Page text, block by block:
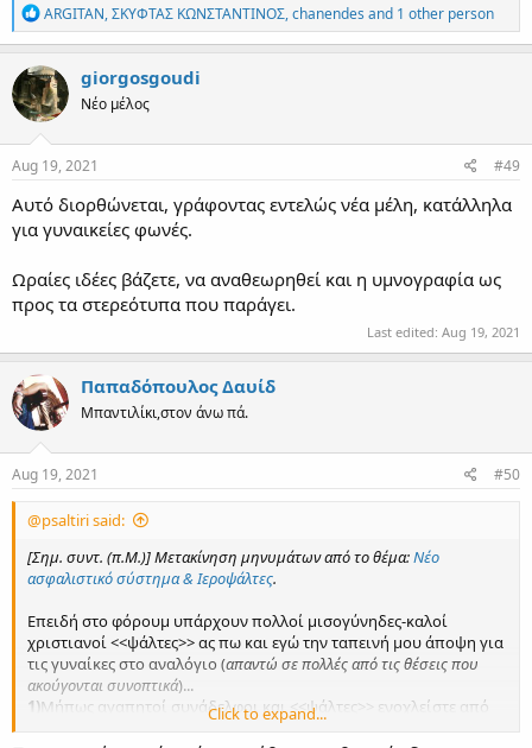
R
e
a
c
t
i
o
n
s
ARGITAN,ΣΚΥΦΤΑΣ ΚΩΝΣΤΑΝΤΙΝΟΣ,chanendes and 1 other person
giorgosgoudi
Νέο μέλος
Aug 19, 2021 #49
Αυτό διορθώνεται, γράφοντας εντελώς νέα μέλη, κατάλληλα
για γυναικείες φωνές.
Ωραίες ιδέες βάζετε, να αναθεωρηθεί και η υμνογραφία ως
προς τα στερεότυπα που παράγει.
Last edited: Aug 19, 2021
Παπαδόπουλος Δαυίδ
Μπαντιλίκι,στον άνω πά.
Aug 19, 2021 #50
@psaltiri said:
[Σημ. συντ. (π.Μ.)] Μετακίνηση μηνυμάτων από το θέμα:Νέο
ασφαλιστικό σύστημα & Ιεροψάλτες.
Επειδή στο φόρουμ υπάρχουν πολλοί μισογύνηδες-καλοί
χριστιανοί <<ψάλτες>> ας πω και εγώ την ταπεινή μου άποψη για
τις γυναίκες στο αναλόγιο (απαντώ σε πολλές από τις θέσεις που
ακούγονται συνοπτικά)...
1)Μήπως αγαπητοί συνάδελφοι και <<ψάλτες>> ενοχλείστε από
την παρουσία γυναικών για να μην σας πάρουν την θέση; Να μην
Click to expand...